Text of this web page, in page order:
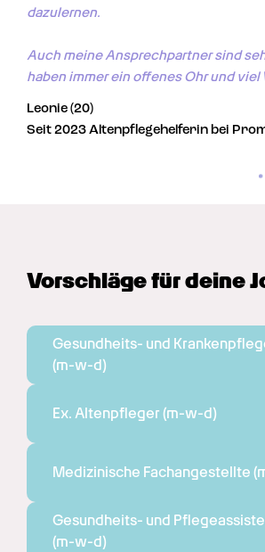
dazulernen.
Auch meine Ansprechpartner sind
haben immer ein offenes Ohr und viel
Leonie (20)
Seit 2023 Altenpflegehelferin bei
Vorschläge für deine
(m-w-d)
Ex. Altenpfleger (m-w-d)
Medizinische Fachangestellte
(m-w-d)